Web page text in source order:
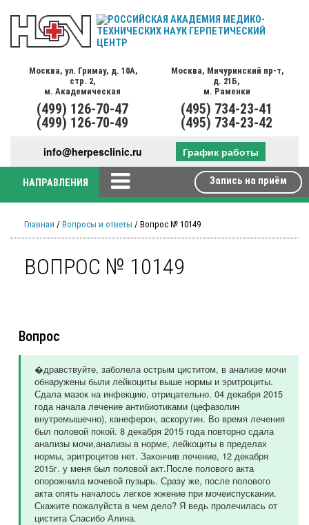
Москва, ул. Гримау, д. 10А,
стр. 2,
м. Академическая
(499) 126-70-47
(499) 126-70-49
Москва, Мичуринский пр-т,
д. 21Б,
м. Раменки
(495) 734-23-41
(495) 734-23-42
info@herpesclinic.ru График работы
НАПРАВЛЕНИЯ Запись на приём
Главная / Вопросы и ответы / Вопрос № 10149
ВОПРОС № 10149
Вопрос
�дравствуйте, заболела острым циститом, в анализе мочи
обнаружены были лейкоциты выше нормы и эритроциты.
Сдала мазок на инфекцию, отрицательно. 04 декабря 2015
года начала лечение антибиотиками (цефазолин
внутремышечно), канеферон, аскорутин. Во время лечения
был половой покой. 8 декабря 2015 года повторно сдала
анализы мочи,анализы в норме, лейкоциты в пределах
нормы, эритроцитов нет. Закончив лечение, 12 декабря
2015г. у меня был половой акт.После полового акта
опорожнила мочевой пузырь. Сразу же, после полового
акта опять началось легкое жжение при мочеиспускании.
Скажите пожалуйста в чем дело? Я ведь пролечилась от
цистита Спасибо Алина.